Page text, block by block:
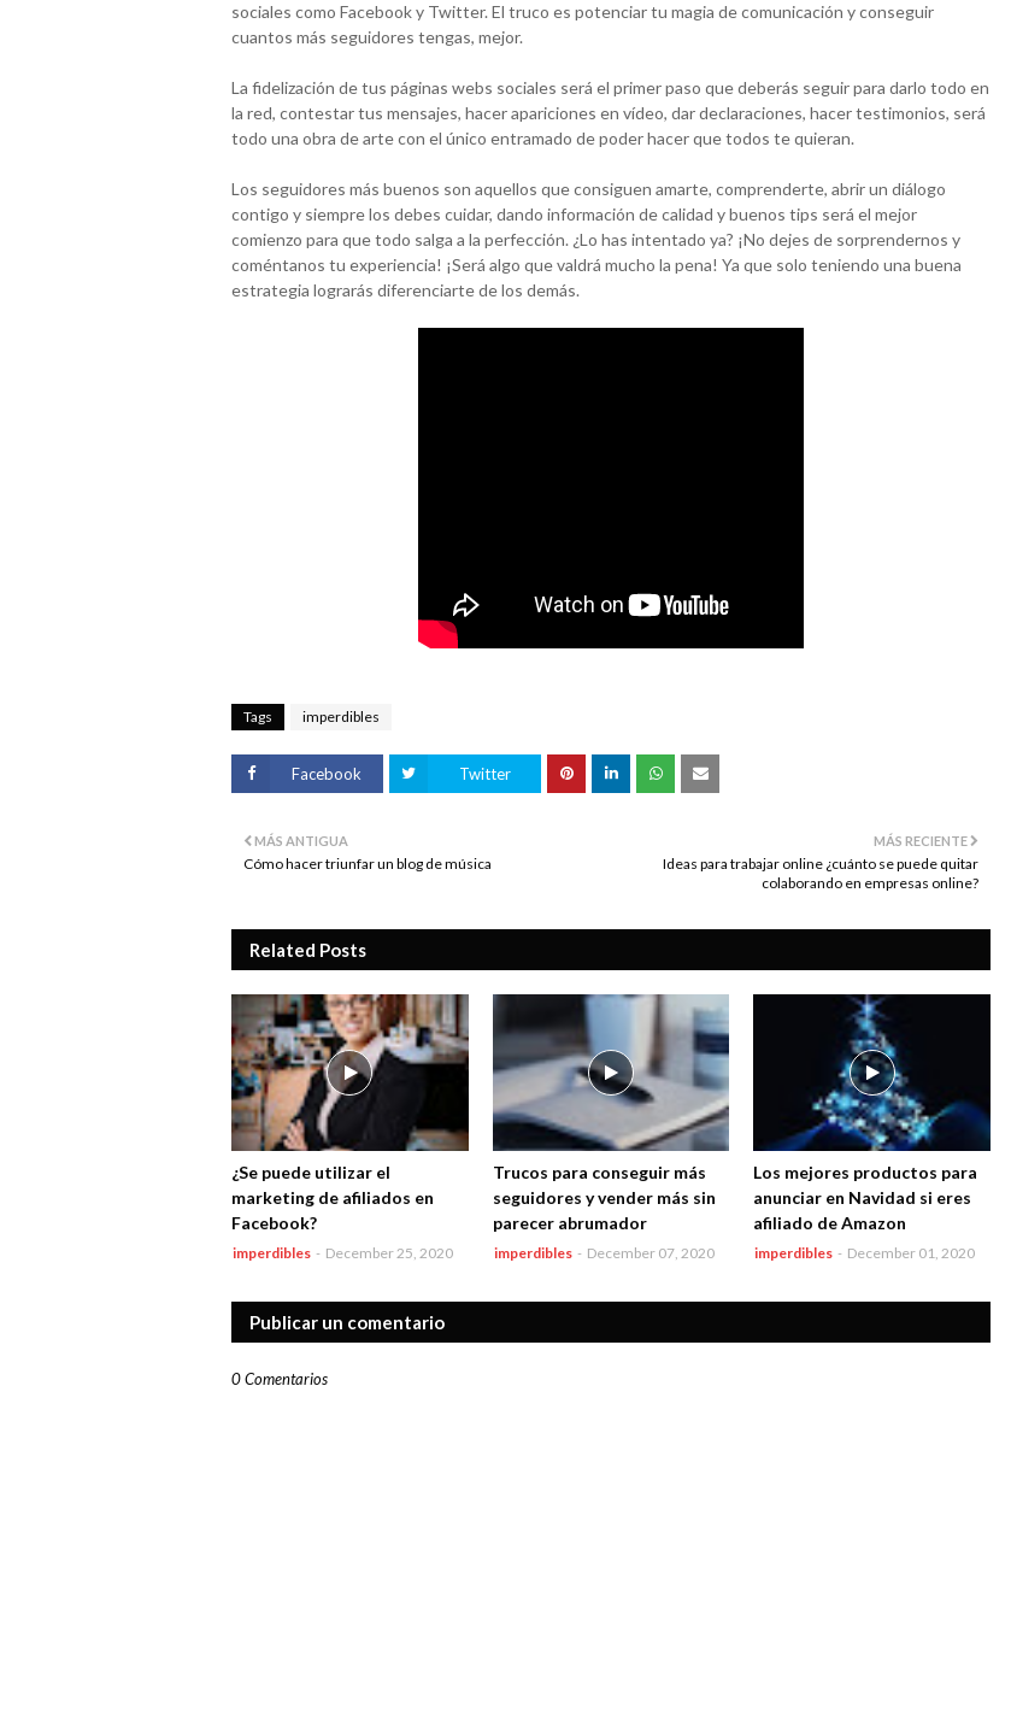
sociales como Facebook y Twitter. El truco es potenciar tu magia de comunicación y conseguir
cuantos más seguidores tengas, mejor.
La fidelización de tus páginas webs sociales será el primer paso que deberás seguir para darlo todo en
la red, contestar tus mensajes, hacer apariciones en vídeo, dar declaraciones, hacer testimonios, será
todo una obra de arte con el único entramado de poder hacer que todos te quieran.
Los seguidores más buenos son aquellos que consiguen amarte, comprenderte, abrir un diálogo
contigo y siempre los debes cuidar, dando información de calidad y buenos tips será el mejor
comienzo para que todo salga a la perfección. ¿Lo has intentado ya? ¡No dejes de sorprendernos y
coméntanos tu experiencia! ¡Será algo que valdrá mucho la pena! Ya que solo teniendo una buena
estrategia lograrás diferenciarte de los demás.
Tags imperdibles
Facebook Twitter
MÁS RECIENTE
Ideas para trabajar online ¿cuánto se puede quitar
colaborando en empresas online?
MÁS ANTIGUA
Cómo hacer triunfar un blog de música
Related Posts
¿Se puede utilizar el
marketing de afiliados en
Facebook?
imperdibles - December 25, 2020
Trucos para conseguir más
seguidores y vender más sin
parecer abrumador
imperdibles - December 07, 2020
Los mejores productos para
anunciar en Navidad si eres
afiliado de Amazon
imperdibles - December 01, 2020
Publicar un comentario
0 Comentarios